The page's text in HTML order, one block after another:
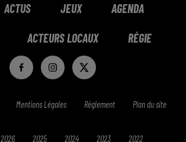
ACTUS JEUX AGENDA
ACTEURS LOCAUX RÉGIE
Mentions Légales Réglement Plan du site
2026 2025 2024 2023 2022